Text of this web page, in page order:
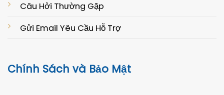
Câu Hởi Thường Gặp
Gửi Email Yêu Cầu Hỗ Trợ
Chính Sách và Bảo Mật